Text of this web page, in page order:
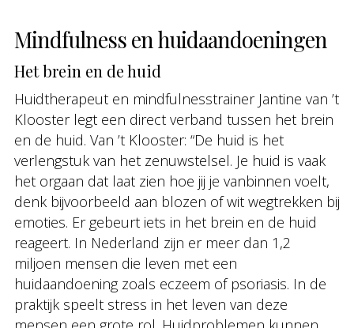
Mindfulness en huidaandoeningen
Het brein en de huid
Huidtherapeut en mindfulnesstrainer Jantine van ’t
Klooster legt een direct verband tussen het brein
en de huid. Van ’t Klooster: “De huid is het
verlengstuk van het zenuwstelsel. Je huid is vaak
het orgaan dat laat zien hoe jij je vanbinnen voelt,
denk bijvoorbeeld aan blozen of wit wegtrekken bij
emoties. Er gebeurt iets in het brein en de huid
reageert. In Nederland zijn er meer dan 1,2
miljoen mensen die leven met een
huidaandoening zoals eczeem of psoriasis. In de
praktijk speelt stress in het leven van deze